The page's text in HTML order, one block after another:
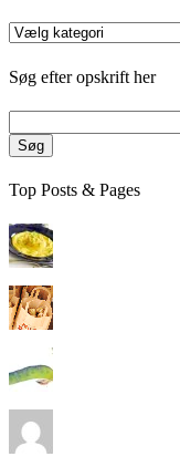
Kategorier
Søg efter opskrift her
Søg
Top Posts & Pages